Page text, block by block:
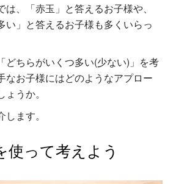
は、「赤玉」と答えるお子様や、
い」と答えるお子様も多くいらっ
どちらがいくつ多い(少ない)」を考
なお子様にはどのようなアプロー
うか。
ます。
使って考えよう